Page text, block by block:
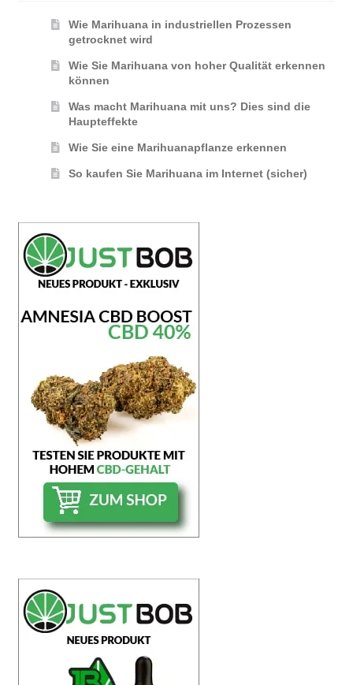
Wie Marihuana in industriellen Prozessen
getrocknet wird
Wie Sie Marihuana von hoher Qualität erkennen
können
Was macht Marihuana mit uns? Dies sind die
Haupteffekte
Wie Sie eine Marihuanapflanze erkennen
So kaufen Sie Marihuana im Internet (sicher)